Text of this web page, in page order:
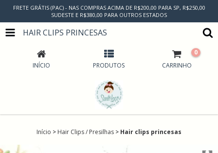
FRETE GRÁTIS (PAC) - NAS COMPRAS ACIMA DE R$200,00 PARA SP, R$250,00
SUDESTE E R$380,00 PARA OUTROS ESTADOS
HAIR CLIPS PRINCESAS
INÍCIO PRODUTOS CARRINHO
0
Início > Hair Clips / Presilhas > Hair clips princesas